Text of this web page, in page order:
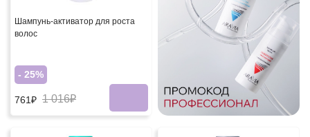
Шампунь-активатор для роста
волос
- 25%
761₽ 1 016₽